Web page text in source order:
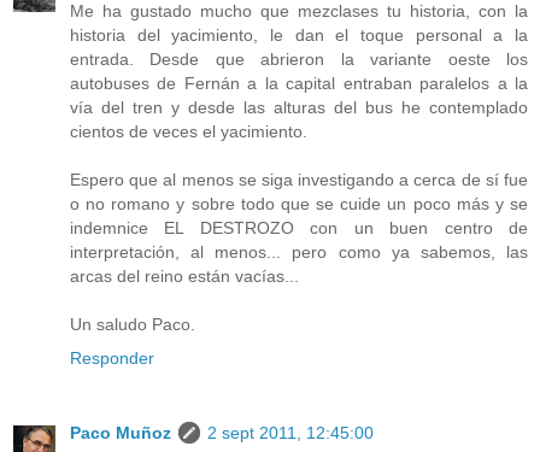
Me ha gustado mucho que mezclases tu historia, con la
historia del yacimiento, le dan el toque personal a la
entrada. Desde que abrieron la variante oeste los
autobuses de Fernán a la capital entraban paralelos a la
vía del tren y desde las alturas del bus he contemplado
cientos de veces el yacimiento.
Espero que al menos se siga investigando a cerca de sí fue
o no romano y sobre todo que se cuide un poco más y se
indemnice EL DESTROZO con un buen centro de
interpretación, al menos... pero como ya sabemos, las
arcas del reino están vacías...
Un saludo Paco.
Responder
Paco Muñoz
2 sept 2011, 12:45:00